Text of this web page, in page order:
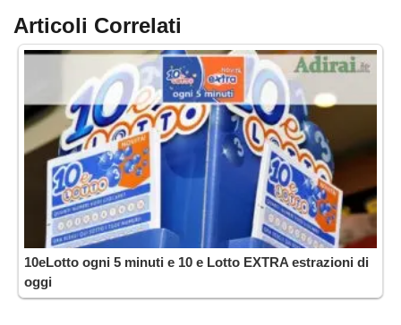
Articoli Correlati
10eLotto ogni 5 minuti e 10 e Lotto EXTRA estrazioni di
oggi